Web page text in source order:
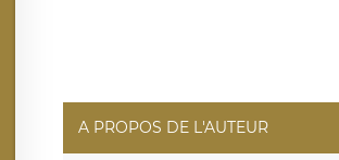
rue Léopold Sédar Senghor, joignable à
responsabledetraitement@legavox.fr.
également le droit d’introduire une
d’une autorité de contrôle.
A PROPOS DE L'AUTEUR